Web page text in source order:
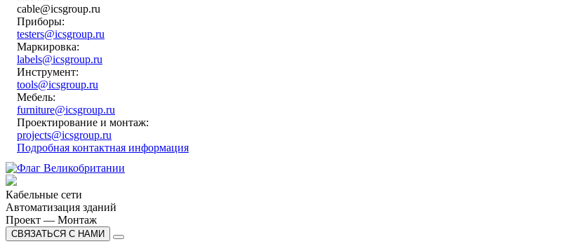
cable@icsgroup.ru
Приборы:
testers@icsgroup.ru
Маркировка:
labels@icsgroup.ru
Инструмент:
tools@icsgroup.ru
Мебель:
furniture@icsgroup.ru
Проектирование и монтаж:
projects@icsgroup.ru
Подробная контактная информация
Кабельные сети
Автоматизация зданий
Проект — Монтаж
СВЯЗАТЬСЯ С НАМИ